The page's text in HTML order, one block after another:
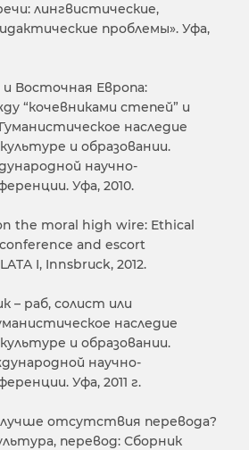
лингвистические,
проблемы». Уфа,
и Восточная Европа:
“кочевниками степей” и
наследие
и образовании.
научно-
Уфа, 2010.
the moral high wire: Ethical
and escort
I, Innsbruck, 2012.
– раб, солист или
наследие
и образовании.
научно-
Уфа, 2011 г.
отсутствия перевода?
перевод: Сборник